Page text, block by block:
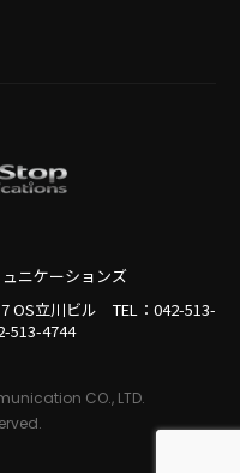
ニケーションズ
OS立川ビル TEL： 042-513-
513-4744
CO., LTD.